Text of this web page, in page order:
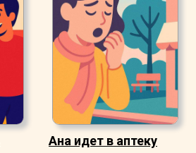
Ана идет в аптеку